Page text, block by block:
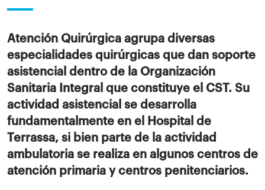
Atención Quirúrgica agrupa diversas
especialidades quirúrgicas que dan soporte
asistencial dentro de la Organización
Sanitaria Integral que constituye el CST. Su
actividad asistencial se desarrolla
fundamentalmente en el Hospital de
Terrassa, si bien parte de la actividad
ambulatoria se realiza en algunos centros de
atención primaria y centros penitenciarios.